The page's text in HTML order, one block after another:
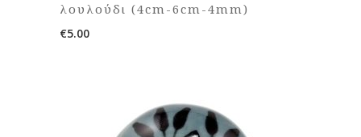
λουλούδι (4cm-6cm-4mm)
€5.00